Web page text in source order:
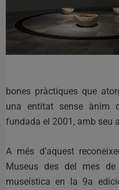
bones pràctiques que
una entitat sense ànim
fundada el 2001, amb seu
A més d’aquest
Museus des del mes de
museística en la 9a